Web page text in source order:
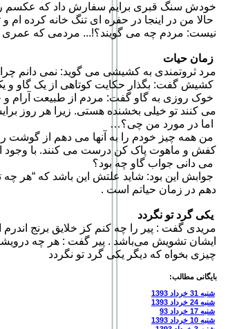
خودش سنگ قبری برایم سفارش داد که عکسم
حالا من در اینجا در حفره ای تنگ خانه کرده
نیست: مردم چه می گویند؟!... مردمی که عمری
زمان حیات
مرد ثروتمندی به کشیشی می گوید: نمی دانم
کشیش گفت: بگذار حکایت کوتاهی از یک گاو و
خوک روزی به گاو گفت: مردم از طبیعت آرام و
می کنند تو خیلی بخشنده هستی. زیرا هر روز
اما در مورد من چی؟…
من همه چیز خودم را به آنها می دهم از گوشت
کفش و ماهوت پاک کن درست می کنند. با
می دانی جواب گاو چه بود؟
جوابش این بود: شاید علتش این باشد که
دهم در زمان حیاتم است .
یکی گرد تو نگردد
مریدی گفت : پیر را چه کنم کز خلایق برنج
ایشان تشویش می‌باشد . پیر گفت : هر چه
چیزی بخواه که دیگر یکی گرد تو نگردد
بایگانی مطالب:
شنبه 31 خرداد 1393
شنبه 24 خرداد 1393
شنبه 17 خرداد 93
شنبه 10 خرداد 1393